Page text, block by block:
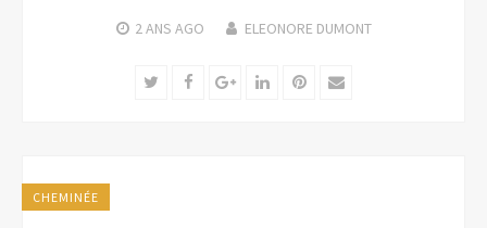
2 ANS AGO ELEONORE DUMONT
TwitterFacebookGoogle+LinkedInPinterest
Email
CHEMINÉE